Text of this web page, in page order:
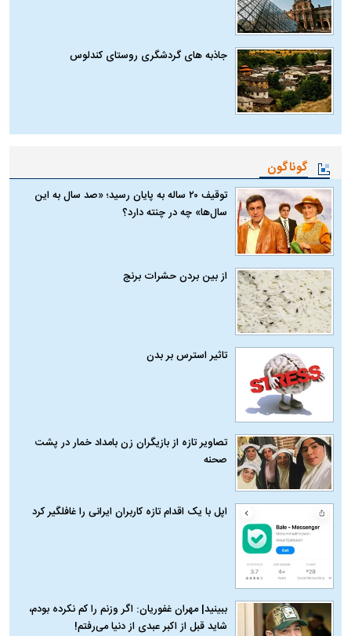
جاذبه های گردشگری روستای کندلوس
گوناگون
توقیف ۲۰ ساله به پایان رسید؛ «صد سال به این
سال‌ها» چه در چنته دارد؟
از بین بردن حشرات برنج
تاثیر استرس بر بدن
تصاویر تازه از بازیگران زن بامداد خمار در پشت
صحنه
اپل با یک اقدام تازه کاربران ایرانی را غافلگیر کرد
ببینید| مهران غفوریان: اگر وزنم را کم نکرده بودم،
شاید قبل از اکبر عبدی از دنیا می‌رفتم!